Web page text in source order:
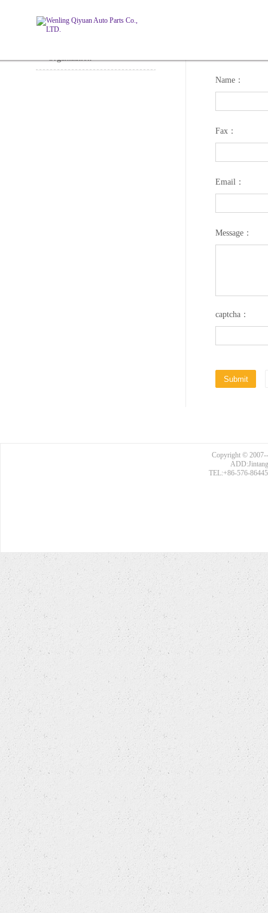
Name：
Fax：
Email：
Message：
captcha：
Sales Network
Organization
Copyright ©
TEL:+86-576-